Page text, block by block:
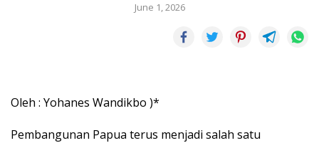
June 1, 2026
Oleh : Yohanes Wandikbo )*
Pembangunan Papua terus menjadi salah satu